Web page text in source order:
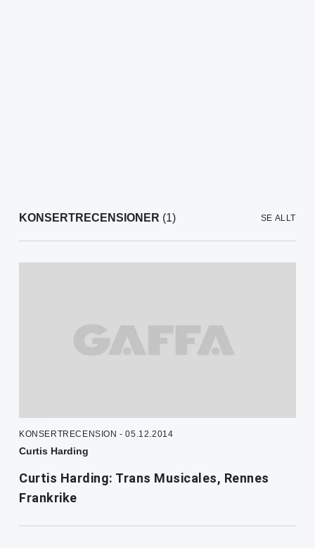
KONSERTRECENSIONER (1) SE ALLT
KONSERTRECENSION - 05.12.2014
Curtis Harding
Curtis Harding: Trans Musicales, Rennes
Frankrike